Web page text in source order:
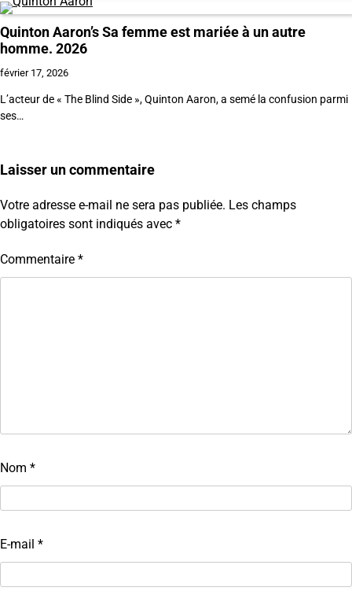
Quinton Aaron’s Sa femme est mariée à un autre
homme. 2026
février 17, 2026
L’acteur de « The Blind Side », Quinton Aaron, a semé la confusion parmi
ses…
Laisser un commentaire
Votre adresse e-mail ne sera pas publiée. Les champs
obligatoires sont indiqués avec *
Commentaire *
Nom *
E-mail *